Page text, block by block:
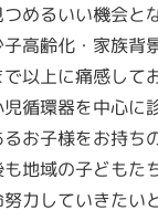
めるいい機会と
高齢化・家族背
以上に痛感して
循環器を中心に
お子様をお持ち
地域の子どもた
力していきたい